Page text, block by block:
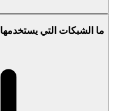
ما الشبكات التي يستخدمها eSIM في كوستاريكا؟